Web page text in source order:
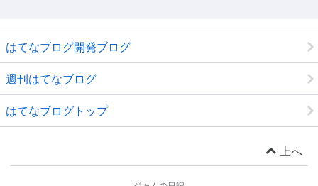
はてなブログ開発ブログ
週刊はてなブログ
はてなブログトップ
上へ